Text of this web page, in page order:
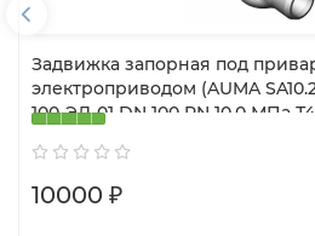
Задвижка запорная под
электроприводом (AUMA
100-ЭД-01 DN 100 PN 10,0 МПа
10000 ₽